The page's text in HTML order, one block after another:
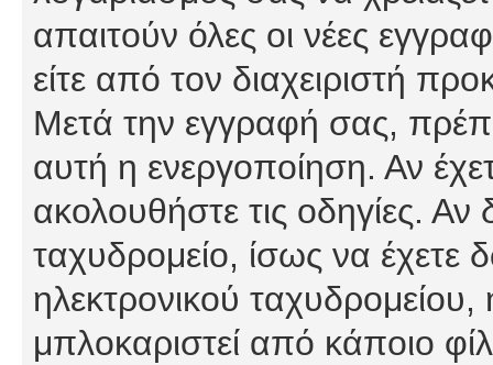
απαιτούν όλες οι νέες
είτε από τον διαχειριστή
Μετά την εγγραφή σας,
αυτή η ενεργοποίηση. Αν
ακολουθήστε τις οδηγίες. Αν
ταχυδρομείο, ίσως να έχετε
ηλεκτρονικού ταχυδρομείου,
μπλοκαριστεί από κάποιο